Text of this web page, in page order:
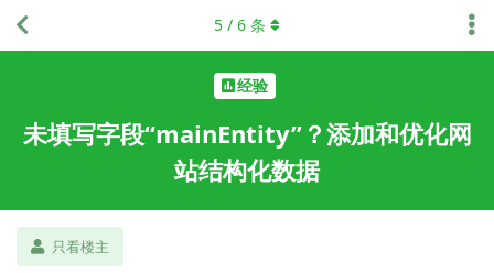
经验
未填写字段“mainEntity”？添加和优化网
站结构化数据
只看楼主
5 / 6 条